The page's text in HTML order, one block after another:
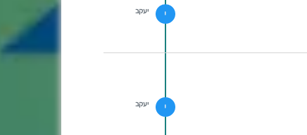
י יעקב
י יעקב